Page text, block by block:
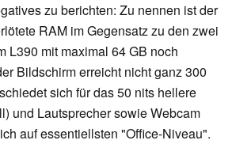
zu berichten: Zu nennen ist der
RAM im Gegensatz zu den zwei
L390 mit maximal 64 GB noch
Bildschirm erreicht nicht ganz 300
sich für das 50 nits hellere
und Lautsprecher sowie Webcam
auf essentiellsten "Office-Niveau".